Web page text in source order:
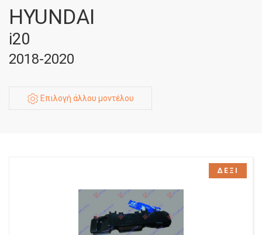
HYUNDAI
i20
2018-2020
Επιλογή άλλου μοντέλου
ΔΕΞΙ